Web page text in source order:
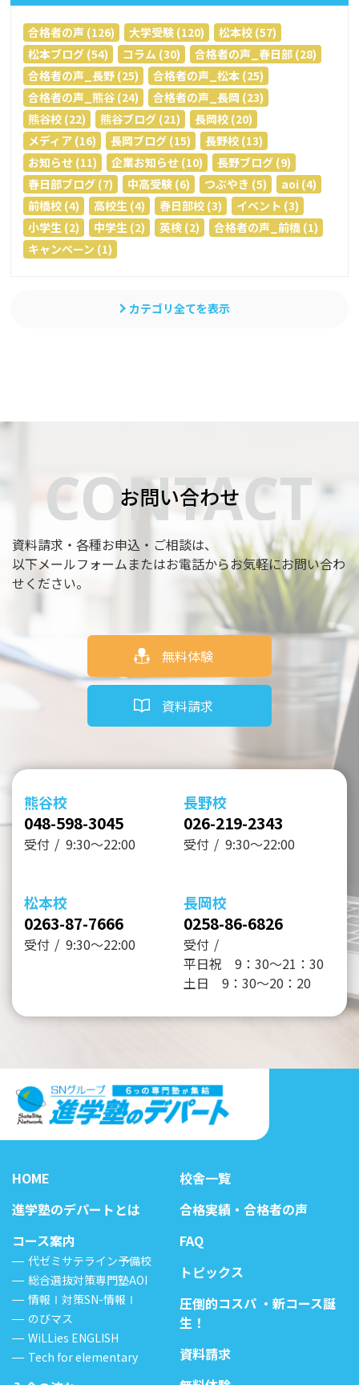
合格者の声 (126) 大学受験 (120)
松本校 (57)
松本ブログ (54)
コラム (30)
合格者の声_春日部 (28)
合格者の声_長野 (25)
合格者の声_松本 (25)
合格者の声_熊谷 (24)
合格者の声_長岡 (23)
熊谷校 (22)
熊谷ブログ (21)
長岡校 (20)
メディア (16)
長岡ブログ (15)
長野校 (13)
お知らせ (11)
企業お知らせ (10)
長野ブログ (9)
春日部ブログ (7)
中高受験 (6) つぶやき (5)
aoi (4)
前橋校 (4)
高校生 (4) 春日部校 (3)
イベント (3)
小学生 (2)
中学生 (2) 英検 (2)
合格者の声_前橋 (1)
キャンペーン (1)
カテゴリ全てを表示
お問い合わせ
資料請求・各種お申込・ご相談は、
以下メールフォームまたはお電話からお気軽にお問い合わ
せください。
無料体験
資料請求
熊谷校
048-598-3045
受付 9:30～22:00
長野校
026-219-2343
受付 9:30～22:00
松本校
0263-87-7666
受付 9:30～22:00
長岡校
0258-86-6826
受付
平日祝 9：30～21：30
土日 9：30～20：20
HOME
進学塾のデパートとは
コース案内
代ゼミサテライン予備校
総合選抜対策専門塾AOI
情報Ⅰ対策SN-情報Ⅰ
のびマス
WiLLies ENGLISH
Tech for elementary
校舎一覧
合格実績・合格者の声
FAQ
トピックス
圧倒的コスパ ・新コース誕
生！
資料請求